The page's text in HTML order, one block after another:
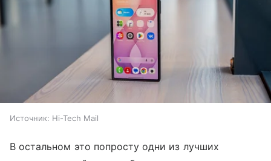
Источник: Hi-Tech Mail
В остальном это попросту одни из лучших